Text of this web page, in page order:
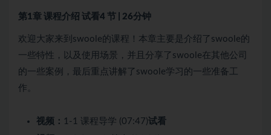
第1章 课程介绍 试看4 节 | 26分钟
欢迎大家来到swoole的课程！本章主要是介绍了swoole的
一些特性，以及使用场景，并且分享了swoole在其他公司
的一些案例，最后重点讲解了swoole学习的一些准备工
作。
视频： 1-1 课程导学 (07:47)试看